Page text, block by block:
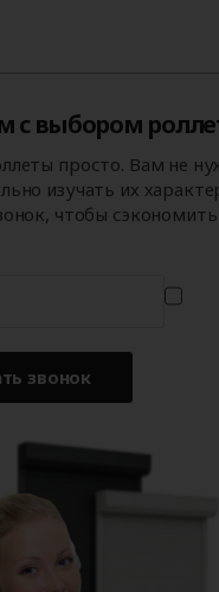
с выбором
просто. Вам не
изучать их
чтобы
звонок